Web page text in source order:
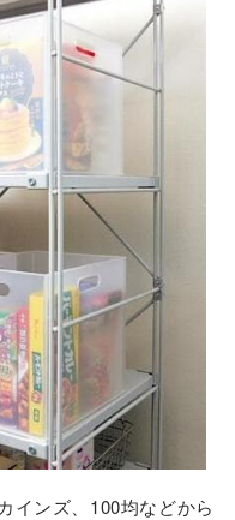
インズ、100均などから